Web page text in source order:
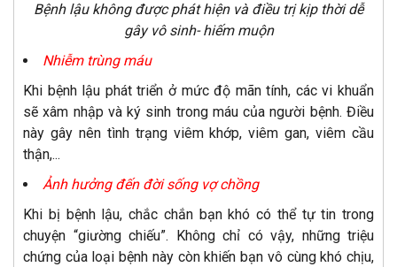
Bệnh lậu không được phát hiện và điều trị kịp thời dễ
gây vô sinh- hiếm muộn
Nhiễm trùng máu
Khi bệnh lậu phát triển ở mức độ mãn tính, các vi khuẩn
sẽ xâm nhập và ký sinh trong máu của người bệnh. Điều
này gây nên tình trạng viêm khớp, viêm gan, viêm cầu
thận,...
Ảnh hưởng đến đời sống vợ chồng
Khi bị bệnh lậu, chắc chắn bạn khó có thể tự tin trong
chuyện “giường chiếu”. Không chỉ có vậy, những triệu
chứng của loại bệnh này còn khiến bạn vô cùng khó chịu,